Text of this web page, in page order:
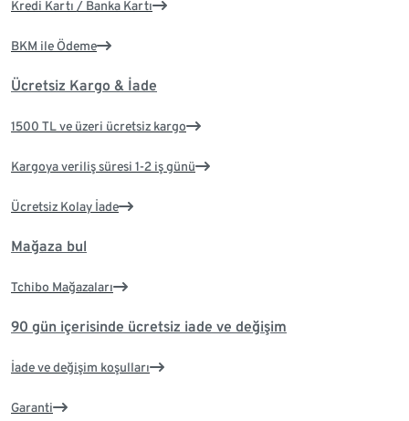
Kredi Kartı / Banka Kartı
BKM ile Ödeme
Ücretsiz Kargo & İade
1500 TL ve üzeri ücretsiz kargo
Kargoya veriliş süresi 1-2 iş günü
Ücretsiz Kolay İade
Mağaza bul
Tchibo Mağazaları
90 gün içerisinde ücretsiz iade ve değişim
İade ve değişim koşulları
Garanti